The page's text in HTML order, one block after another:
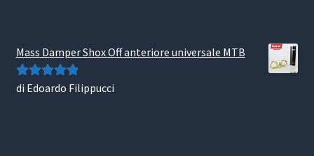
Mass Damper Shox Off anteriore universale MTB
Valutato5su
di Edoardo Filippucci